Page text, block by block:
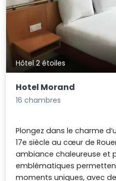
Hôtel 2 étoiles
Hotel Morand
16 chambres
Plongez dans le charme
17e siècle au cœur de
ambiance chaleureuse et
emblématiques
moments uniques, avec